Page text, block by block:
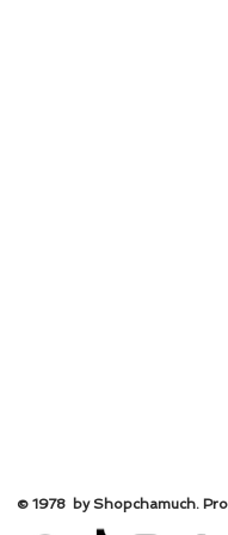
© 1978 by Shopchamuch.